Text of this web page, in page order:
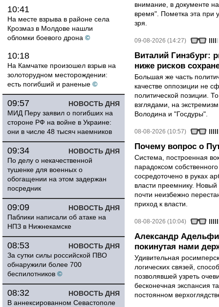
10:41
На месте взрыва в районе села
Крозмаз в Молдове нашли
обломки боевого дрона ©
10:18
На Камчатке произошел взрыв на
золоторудном месторождении:
есть погибший и раненые ©
НОВОСТЬ ДНЯ
09:57
МИД Перу заявил о погибших на
стороне РФ на войне в Украине:
они в числе 48 тысяч наемников
НОВОСТЬ ДНЯ
09:34
По делу о некачественной
тушенке для военных о
обогащении на этом задержан
посредник
НОВОСТЬ ДНЯ
09:09
Паблики написали об атаке на
НПЗ в Нижнекамске
НОВОСТЬ ДНЯ
08:53
За сутки силы российской ПВО
обнаружили более 700
беспилотников ©
НОВОСТЬ ДНЯ
08:32
В аннексированном Севастополе
внимание, в документе
время". Пометка эта при
зря.
09-08-2026 (14:27)
Виталий Гинзбург:
ниже рисков
Большая же часть
качестве оппозиции не
политической позиции.
взглядами, на
Володина и "Госдуры".
08-08-2026 (10:57)
Почему вопрос о
Система, построенная
парадоксом
сосредоточено в руках
власти преемнику.
почти неизбежно
приход к власти.
08-08-2026 (10:04)
Александр
покинутая нами
Удивительная
логических связей,
позволявшей узреть
бесконечная экспансия
постоянном